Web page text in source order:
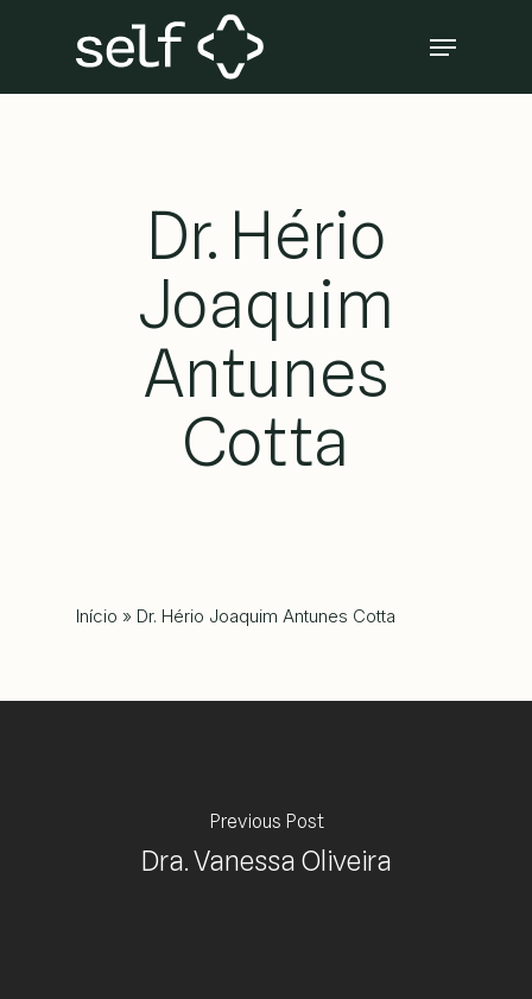
Menu
Dr. Hério
Joaquim
Antunes
Cotta
Início » Dr. Hério Joaquim Antunes Cotta
Previous Post
Dra. Vanessa Oliveira